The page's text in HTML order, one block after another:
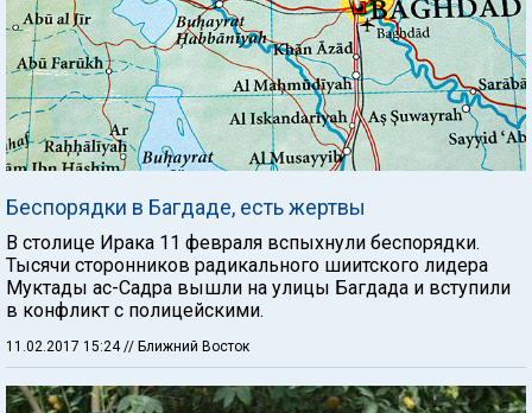
Беспорядки в Багдаде, есть жертвы
В столице Ирака 11 февраля вспыхнули беспорядки.
Тысячи сторонников радикального шиитского лидера
Муктады ас-Садра вышли на улицы Багдада и вступили
в конфликт с полицейскими.
11.02.2017 15:24 // Ближний Восток